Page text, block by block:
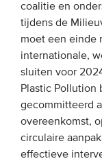
coalitie en
tijdens de
moet een einde
internationale,
sluiten voor
Plastic Pollution
gecommitteerd
overeenkomst,
circulaire
effectieve